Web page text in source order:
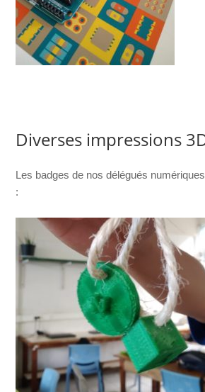
Diverses impressions
Les badges de nos délégués
: